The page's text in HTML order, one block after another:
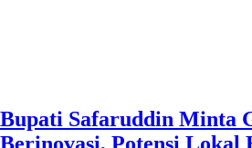
Bupati Safaruddin Minta